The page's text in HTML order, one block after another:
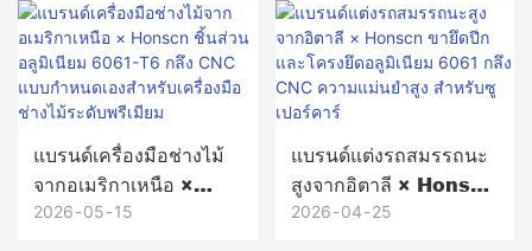
ความแม่นยำสูง จาก
ต้นแบบจนถึงการผลิต
มากกว่า 5,000 ชิ้น
แบรนด์เครื่องมือช่างไม้
จากอเมริกาเหนือ ×
Honscn ชิ้นส่วนอลูมิ
2026 05 15
แบรนด์แต่งรถสมรรถนะ
สูงจากอิตาลี × Honscn
ขายึดปีกและโครงยึดอลู
2026 04 25